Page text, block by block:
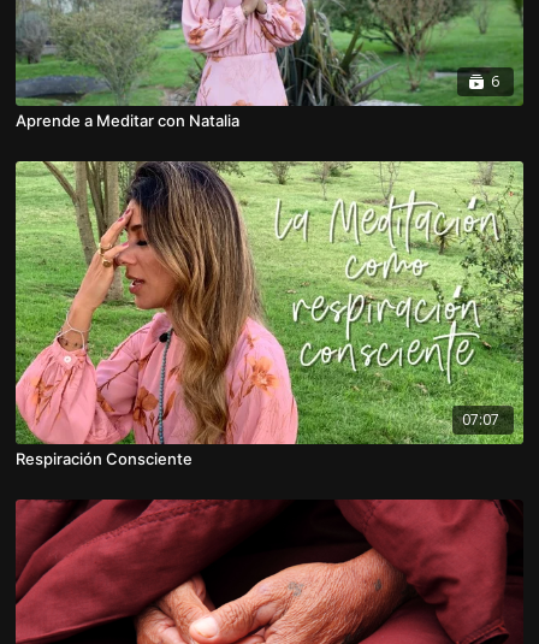
6
Aprende a Meditar con Natalia
07:07
Respiración Consciente